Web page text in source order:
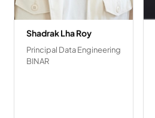
Shadrak Lha Roy
Principal Data Engineering
BINAR